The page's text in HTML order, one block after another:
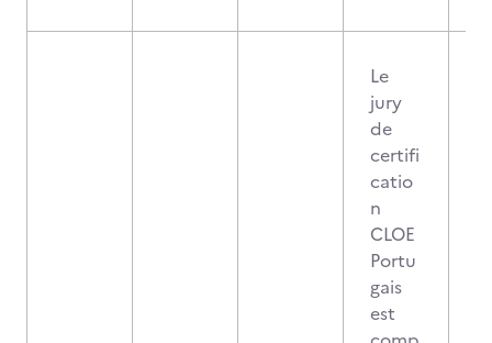
Le
jury
de
certifi
catio
n
CLOE
Portu
gais
est